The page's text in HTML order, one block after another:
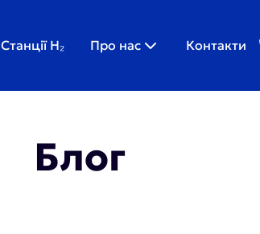
Станції H₂ Про нас Контакти
Блог